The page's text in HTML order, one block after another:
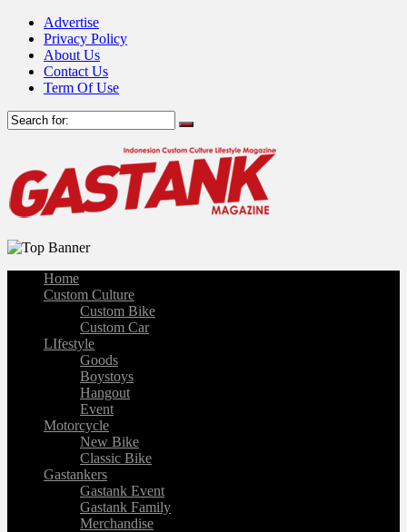
Advertise
Privacy Policy
About Us
Contact Us
Term Of Use
Home
Custom Culture
Custom Bike
Custom Car
LIfestyle
Goods
Boystoys
Hangout
Event
Motorcycle
New Bike
Classic Bike
Gastankers
Gastank Event
Gastank Family
Merchandise